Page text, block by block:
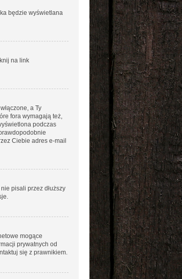
będzie wyświetlana
na link
a Ty
fora wymagają też,
podczas
Ciebie adres e-mail
pisali przez dłuższy
mogące
prywatnych od
się z prawnikiem.